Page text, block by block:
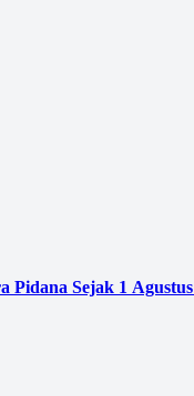
Pidana Sejak 1 Agustus